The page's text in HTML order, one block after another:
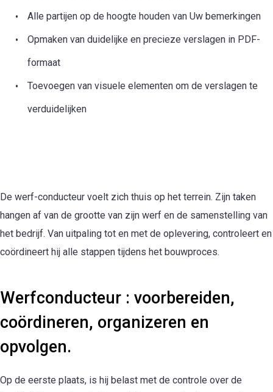
Alle partijen op de hoogte houden van Uw bemerkingen
Opmaken van duidelijke en precieze verslagen in PDF-
formaat
Toevoegen van visuele elementen om de verslagen te
verduidelijken
De werf-conducteur voelt zich thuis op het terrein. Zijn taken
hangen af van de grootte van zijn werf en de samenstelling van
het bedrijf. Van uitpaling tot en met de oplevering, controleert en
coördineert hij alle stappen tijdens het bouwproces.
Werfconducteur : voorbereiden,
coördineren, organizeren en
opvolgen.
Op de eerste plaats, is hij belast met de controle over de